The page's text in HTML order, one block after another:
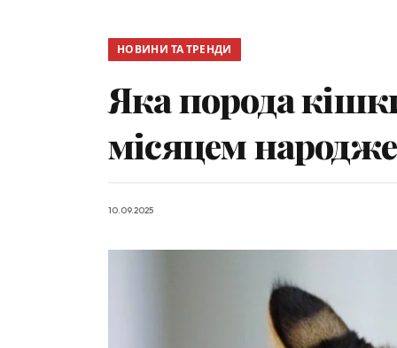
НОВИНИ ТА ТРЕНДИ
Яка порода
місяцем
10.09.2025